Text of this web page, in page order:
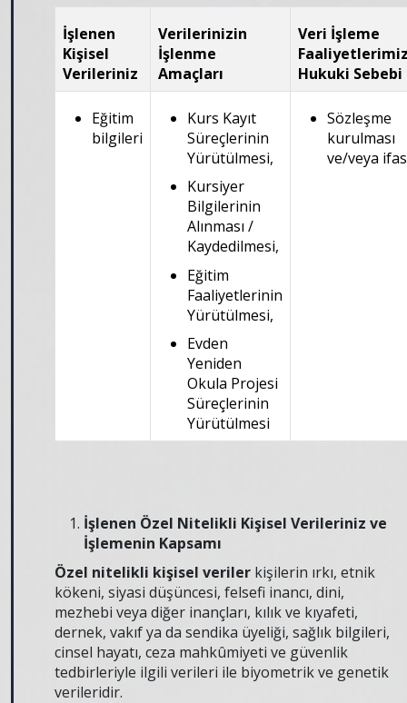
İşlenen
Kişisel
Verileriniz
Verilerinizin
İşlenme
Amaçları
Veri İşleme
Hukuki Sebebi
Eğitim
bilgileri
Kurs Kayıt
Süreçlerinin
Yürütülmesi,
Kursiyer
Bilgilerinin
Alınması /
Kaydedilmesi,
Eğitim
Faaliyetlerinin
Yürütülmesi,
Evden
Yeniden
Okula Projesi
Süreçlerinin
Yürütülmesi
Sözleşme
kurulması
ve/veya
İşlenen Özel Nitelikli Kişisel Verileriniz ve
İşlemenin Kapsamı
Özel nitelikli kişisel veriler kişilerin ırkı, etnik
kökeni, siyasi düşüncesi, felsefi inancı, dini,
mezhebi veya diğer inançları, kılık ve kıyafeti,
dernek, vakıf ya da sendika üyeliği, sağlık bilgileri,
cinsel hayatı, ceza mahkûmiyeti ve güvenlik
tedbirleriyle ilgili verileri ile biyometrik ve genetik
verileridir.